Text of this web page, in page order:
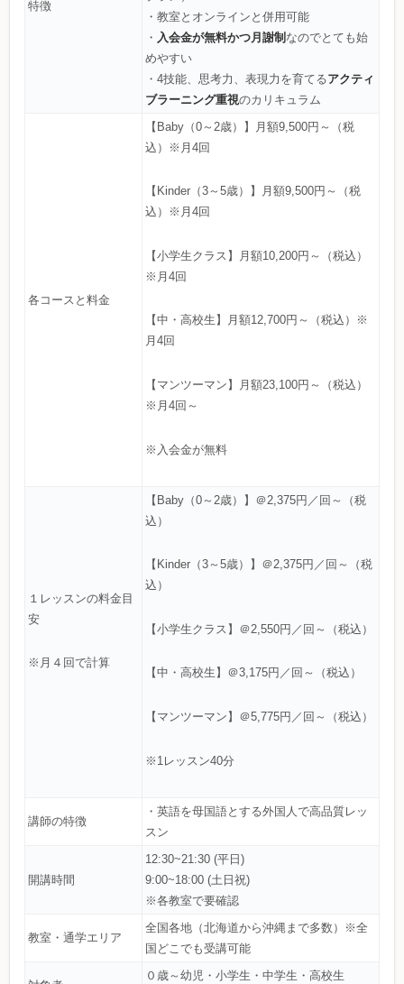
特徴
・教室とオンラインと併用可能
・ 入会金が無料かつ月謝制なのでとても始
めやすい
・4技能、思考力、表現力を育てるアクティ
ブラーニング重視のカリキュラム
各コースと料金
【Baby（0～2歳）】月額9,500円～（税
込）※月4回
【Kinder（3～5歳）】月額9,500円～（税
込）※月4回
【小学生クラス】月額10,200円～（税込）
※月4回
【中・高校生】月額12,700円～（税込）※
月4回
【マンツーマン】月額23,100円～（税込）
※月4回～
※入会金が無料
１レッスンの料金目
安
※月４回で計算
【Baby（0～2歳）】＠2,375円／回～（税
込）
【Kinder（3～5歳）】＠2,375円／回～（税
込）
【小学生クラス】＠2,550円／回～（税込）
【中・高校生】＠3,175円／回～（税込）
【マンツーマン】＠5,775円／回～（税込）
※1レッスン40分
講師の特徴
・英語を母国語とする外国人で高品質レッ
スン
開講時間
12:30~21:30 (平日)
9:00~18:00 (土日祝)
※各教室で要確認
教室・通学エリア
全国各地（北海道から沖縄まで多数）※全
国どこでも受講可能
０歳～幼児・小学生・中学生・高校生